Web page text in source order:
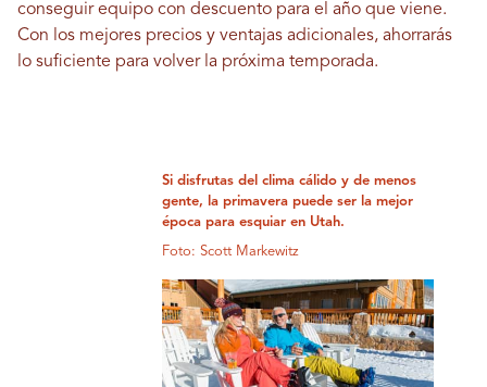
conseguir equipo con descuento para el año que viene.
Con los mejores precios y ventajas adicionales, ahorrarás
lo suficiente para volver la próxima temporada.
Si disfrutas del clima cálido y de menos
gente, la primavera puede ser la mejor
época para esquiar en Utah.
Foto: Scott Markewitz